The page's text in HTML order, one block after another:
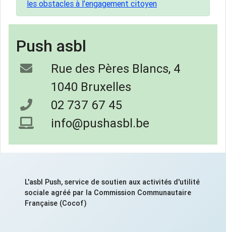
les obstacles à l’engagement citoyen
Push asbl
Rue des Pères Blancs, 4
1040 Bruxelles
02 737 67 45
info@pushasbl.be
L'asbl Push, service de soutien aux activités d'utilité
sociale agréé par la Commission Communautaire
Française (Cocof)